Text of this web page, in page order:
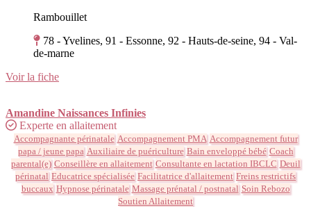
Rambouillet
78 - Yvelines, 91 - Essonne, 92 - Hauts-de-seine, 94 - Val-
de-marne
Voir la fiche
Amandine Naissances Infinies
Experte en allaitement
Accompagnante périnatale Accompagnement PMA Accompagnement futur
papa / jeune papa Auxiliaire de puériculture Bain enveloppé bébé Coach
parental(e) Conseillère en allaitement Consultante en lactation IBCLC Deuil
périnatal Educatrice spécialisée Facilitatrice d'allaitement Freins restrictifs
buccaux Hypnose périnatale Massage prénatal / postnatal Soin Rebozo
Soutien Allaitement